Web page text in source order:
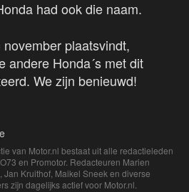
had ook die naam.
plaatsvindt,
andere Honda´s met dit
We zijn benieuwd!
van Motor.nl bestaat uit alle redactieleden
en Promotor. Redacteuren Marien
Jan Kruithof, Maikel Sneek en diverse
zijn dagelijks actief voor Motor.nl.